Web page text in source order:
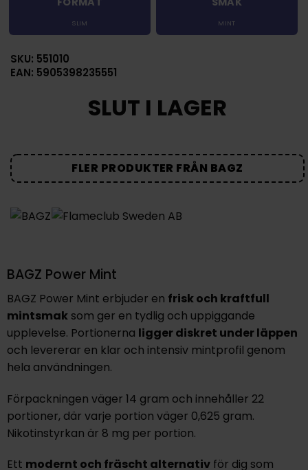
SLIM MINT
SKU: 551010
EAN: 5905398235551
SLUT I LAGER
FLER PRODUKTER FRÅN BAGZ
BAGZ Power Mint
BAGZ Power Mint erbjuder en frisk och kraftfull
mintsmaksom ger en tydlig och uppiggande
upplevelse. Portionerna ligger diskret under läppen
och levererar en klar och intensiv mintprofil genom
hela användningen.
Förpackningen väger 14 gram och innehåller 22
portioner, där varje portion väger 0,625 gram.
Nikotinstyrkan är 8 mg per portion.
Ett modernt och fräscht alternativför dig som